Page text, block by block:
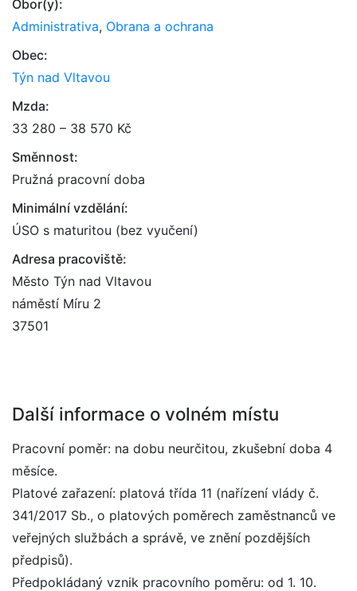
Obor(y):
Administrativa, Obrana a ochrana
Obec:
Týn nad Vltavou
Mzda:
33 280 – 38 570 Kč
Směnnost:
Pružná pracovní doba
Minimální vzdělání:
ÚSO s maturitou (bez vyučení)
Adresa pracoviště:
Město Týn nad Vltavou
náměstí Míru 2
37501
Další informace o volném místu
Pracovní poměr: na dobu neurčitou, zkušební doba 4
měsíce.
Platové zařazení: platová třída 11 (nařízení vlády č.
341/2017 Sb., o platových poměrech zaměstnanců ve
veřejných službách a správě, ve znění pozdějších
předpisů).
Předpokládaný vznik pracovního poměru: od 1. 10.